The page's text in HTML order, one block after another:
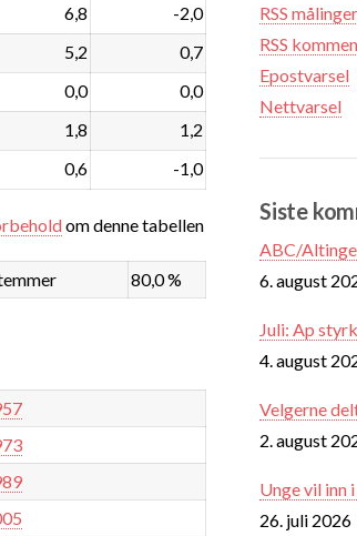
6,8
-2,0
5,2
0,7
0,0
0,0
1,8
1,2
0,6 -1,0
om denne tabellen
80,0 %
RSS målinger
RSS
Epostvarsel
Nettvarsel
Siste
ABC/
6. august
Juli: Ap
4. august
Velgerne
2. august
Unge vil inn
26. juli 2026